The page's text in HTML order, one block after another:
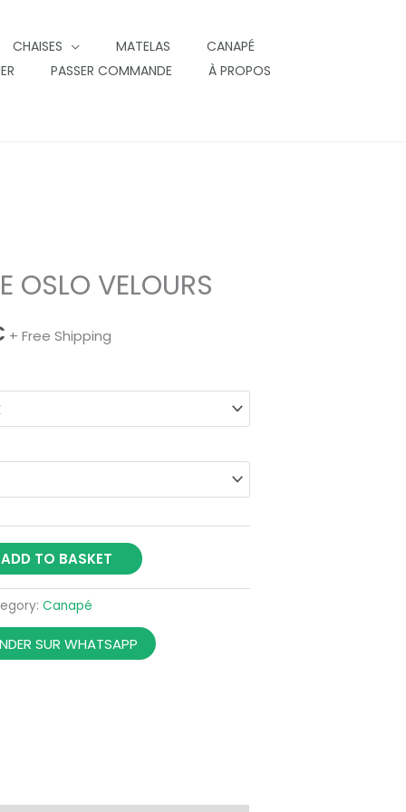
CHAISES MATELAS
CANAPÉ
PASSER COMMANDE À PROPOS
OSLO VELOURS
+ Free Shipping
ADD TO BASKET
Canapé
SUR WHATSAPP